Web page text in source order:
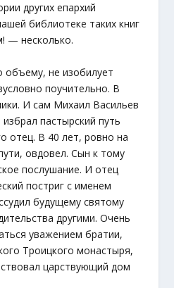
других епархий
библиотеке таких книг
— несколько.
объему, не изобилует
поучительно. В
И сам Михаил Васильев
пастырский путь
отец. В 40 лет, ровно на
овдовел. Сын к тому
послушание. И отец
постриг с именем
будущему святому
другими. Очень
уважением братии,
Троицкого монастыря,
царствующий дом